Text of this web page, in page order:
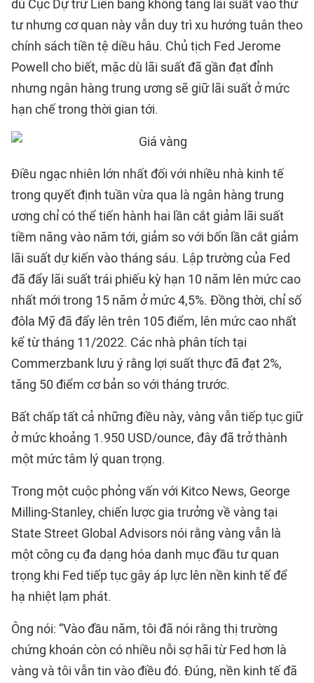
dù Cục Dự trữ Liên bang không tăng lãi suất vào thứ
tư nhưng cơ quan này vẫn duy trì xu hướng tuân theo
chính sách tiền tệ diều hâu. Chủ tịch Fed Jerome
Powell cho biết, mặc dù lãi suất đã gần đạt đỉnh
nhưng ngân hàng trung ương sẽ giữ lãi suất ở mức
hạn chế trong thời gian tới.
Điều ngạc nhiên lớn nhất đối với nhiều nhà kinh tế
trong quyết định tuần vừa qua là ngân hàng trung
ương chỉ có thể tiến hành hai lần cắt giảm lãi suất
tiềm năng vào năm tới, giảm so với bốn lần cắt giảm
lãi suất dự kiến vào tháng sáu. Lập trường của Fed
đã đẩy lãi suất trái phiếu kỳ hạn 10 năm lên mức cao
nhất mới trong 15 năm ở mức 4,5%. Đồng thời, chỉ số
đôla Mỹ đã đẩy lên trên 105 điểm, lên mức cao nhất
kể từ tháng 11/2022. Các nhà phân tích tại
Commerzbank lưu ý rằng lợi suất thực đã đạt 2%,
tăng 50 điểm cơ bản so với tháng trước.
Bất chấp tất cả những điều này, vàng vẫn tiếp tục giữ
ở mức khoảng 1.950 USD/ounce, đây đã trở thành
một mức tâm lý quan trọng.
Trong một cuộc phỏng vấn với Kitco News, George
Milling-Stanley, chiến lược gia trưởng về vàng tại
State Street Global Advisors nói rằng vàng vẫn là
một công cụ đa dạng hóa danh mục đầu tư quan
trọng khi Fed tiếp tục gây áp lực lên nền kinh tế để
hạ nhiệt lạm phát.
Ông nói: “Vào đầu năm, tôi đã nói rằng thị trường
chứng khoán còn có nhiều nỗi sợ hãi từ Fed hơn là
vàng và tôi vẫn tin vào điều đó. Đúng, nền kinh tế đã